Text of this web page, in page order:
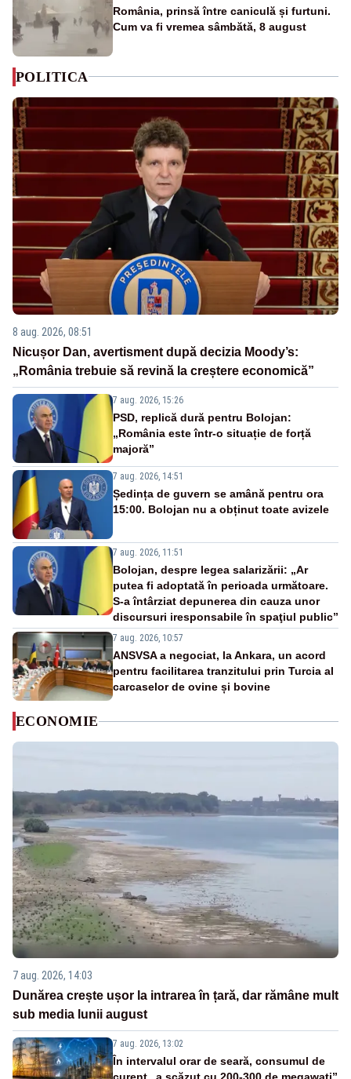
România, prinsă între caniculă și furtuni.
Cum va fi vremea sâmbătă, 8 august
POLITICA
8 aug. 2026, 08:51
Nicușor Dan, avertisment după decizia Moody’s:
„România trebuie să revină la creștere economică”
7 aug. 2026, 15:26
PSD, replică dură pentru Bolojan:
„România este într-o situație de forță
majoră”
7 aug. 2026, 14:51
Ședința de guvern se amână pentru ora
15:00. Bolojan nu a obținut toate avizele
7 aug. 2026, 11:51
Bolojan, despre legea salarizării: „Ar
putea fi adoptată în perioada următoare.
S-a întârziat depunerea din cauza unor
discursuri iresponsabile în spaţiul public”
7 aug. 2026, 10:57
ANSVSA a negociat, la Ankara, un acord
pentru facilitarea tranzitului prin Turcia al
carcaselor de ovine și bovine
ECONOMIE
7 aug. 2026, 14:03
Dunărea crește ușor la intrarea în țară, dar rămâne mult
sub media lunii august
7 aug. 2026, 13:02
În intervalul orar de seară, consumul de
curent „a scăzut cu 200-300 de megawați”